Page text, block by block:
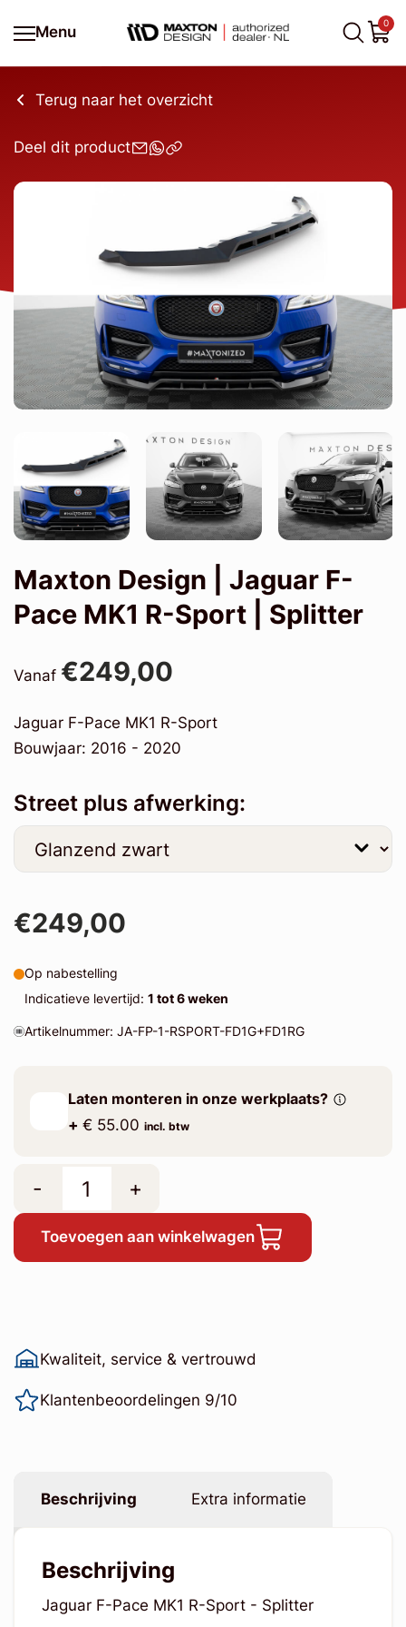
Menu
0
Terug naar het overzicht
Deel dit product
Maxton Design | Jaguar F-
Pace MK1 R-Sport | Splitter
Vanaf €249,00
Jaguar F-Pace MK1 R-Sport
Bouwjaar: 2016 - 2020
Street plus afwerking:
€249,00
Op nabestelling
Indicatieve levertijd: 1 tot 6 weken
Artikelnummer: JA-FP-1-RSPORT-FD1G+FD1RG
Laten monteren in onze werkplaats?
+ € 55.00 incl. btw
- +
Toevoegen aan winkelwagen
Kwaliteit, service & vertrouwd
Klantenbeoordelingen 9/10
Beschrijving Extra informatie
Beschrijving
Jaguar F-Pace MK1 R-Sport - Splitter